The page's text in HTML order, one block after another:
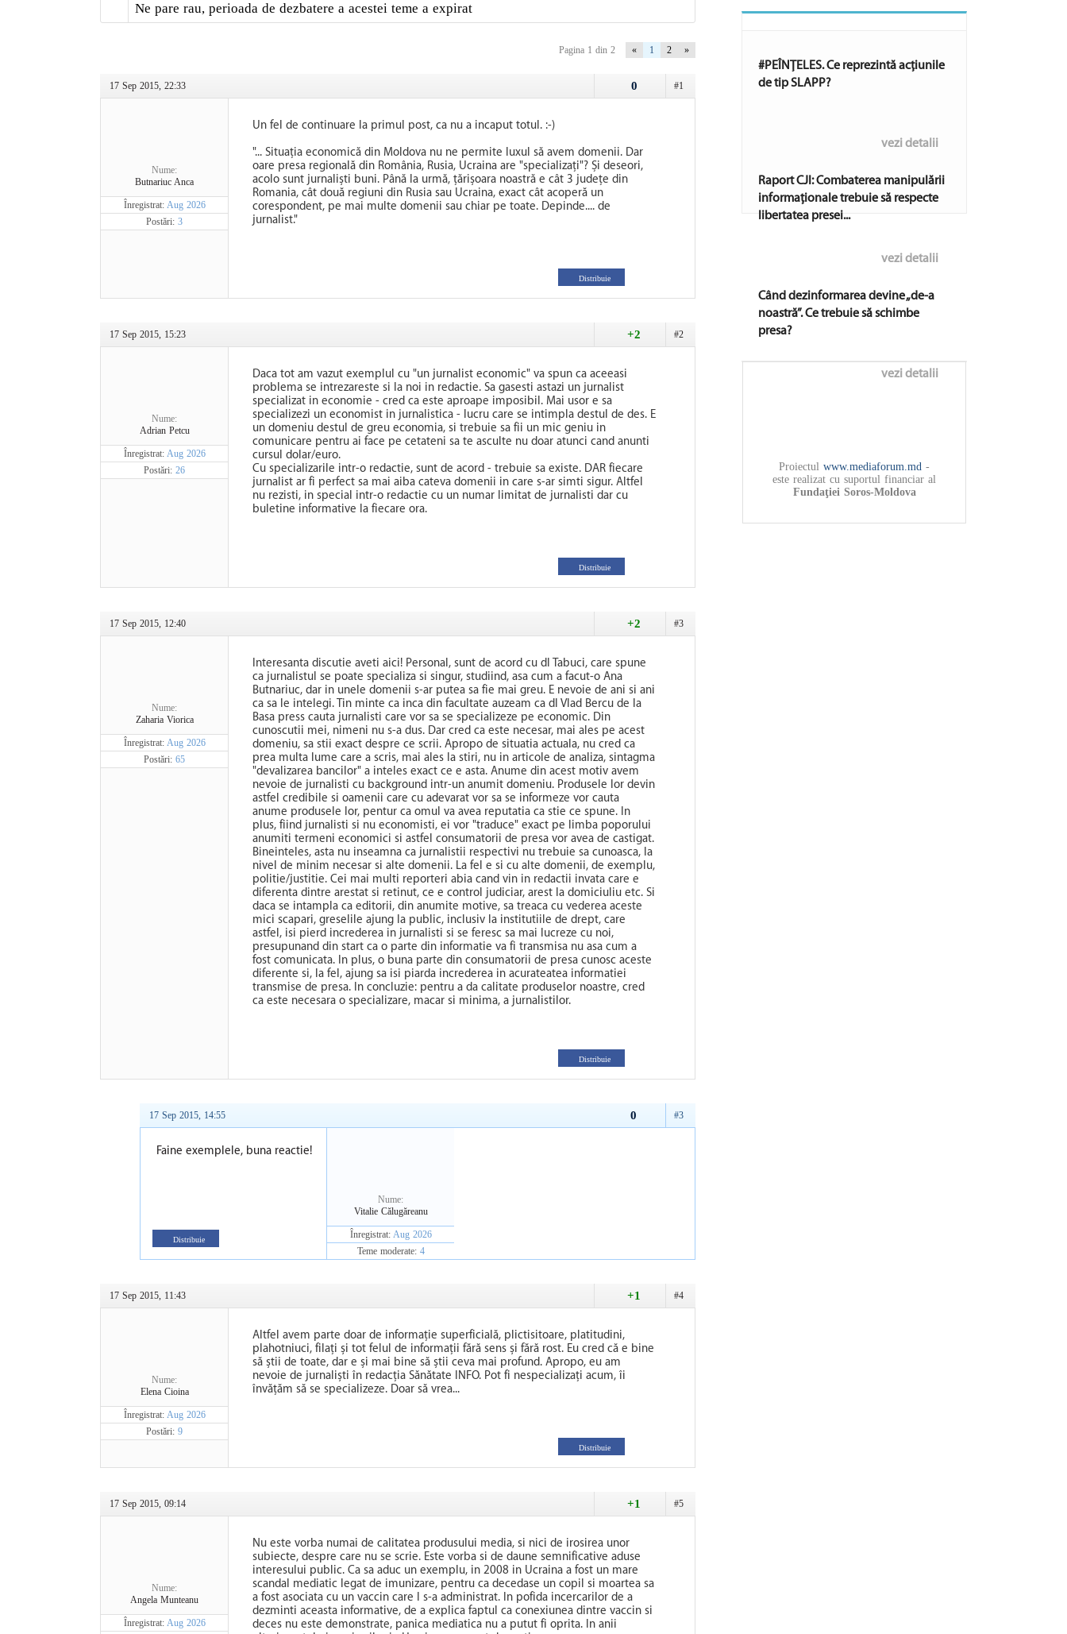
#PEÎNȚELES. Ce reprezintă acțiunile
de tip SLAPP?
vezi detalii
Raport CJI: Combaterea manipulării
informaționale trebuie să respecte
libertatea presei...
vezi detalii
Când dezinformarea devine „de-a
noastră”. Ce trebuie să schimbe
presa?
vezi detalii
Proiectul www.mediaforum.md -
este realizat cu suportul financiar al
Fundaţiei Soros-Moldova
Ne pare rau, perioada de dezbatere a acestei teme a expirat
Pagina 1 din 2 « 1 2 »
17 Sep 2015, 22:33 #1
0
Nume:
Butnariuc Anca
Înregistrat: Aug 2026
Postări: 3
Un fel de continuare la primul post, ca nu a incaput totul. :-)
"... Situația economică din Moldova nu ne permite luxul să avem domenii. Dar
oare presa regională din România, Rusia, Ucraina are "specializați"? Și deseori,
acolo sunt jurnaliști buni. Până la urmă, țărișoara noastră e cât 3 județe din
Romania, cât două regiuni din Rusia sau Ucraina, exact cât acoperă un
corespondent, pe mai multe domenii sau chiar pe toate. Depinde.... de
jurnalist."
Distribuie
17 Sep 2015, 15:23 #2
+2
Nume:
Adrian Petcu
Înregistrat: Aug 2026
Postări: 26
Daca tot am vazut exemplul cu "un jurnalist economic" va spun ca aceeasi
problema se intrezareste si la noi in redactie. Sa gasesti astazi un jurnalist
specializat in economie - cred ca este aproape imposibil. Mai usor e sa
specializezi un economist in jurnalistica - lucru care se intimpla destul de des. E
un domeniu destul de greu economia, si trebuie sa fii un mic geniu in
comunicare pentru ai face pe cetateni sa te asculte nu doar atunci cand anunti
cursul dolar/euro.
Cu specializarile intr-o redactie, sunt de acord - trebuie sa existe. DAR fiecare
jurnalist ar fi perfect sa mai aiba cateva domenii in care s-ar simti sigur. Altfel
nu rezisti, in special intr-o redactie cu un numar limitat de jurnalisti dar cu
buletine informative la fiecare ora.
Distribuie
17 Sep 2015, 12:40 #3
+2
Nume:
Zaharia Viorica
Înregistrat: Aug 2026
Postări: 65
Interesanta discutie aveti aici! Personal, sunt de acord cu dl Tabuci, care spune
ca jurnalistul se poate specializa si singur, studiind, asa cum a facut-o Ana
Butnariuc, dar in unele domenii s-ar putea sa fie mai greu. E nevoie de ani si ani
ca sa le intelegi. Tin minte ca inca din facultate auzeam ca dl Vlad Bercu de la
Basa press cauta jurnalisti care vor sa se specializeze pe economic. Din
cunoscutii mei, nimeni nu s-a dus. Dar cred ca este necesar, mai ales pe acest
domeniu, sa stii exact despre ce scrii. Apropo de situatia actuala, nu cred ca
prea multa lume care a scris, mai ales la stiri, nu in articole de analiza, sintagma
"devalizarea bancilor" a inteles exact ce e asta. Anume din acest motiv avem
nevoie de jurnalisti cu background intr-un anumit domeniu. Produsele lor devin
astfel credibile si oamenii care cu adevarat vor sa se informeze vor cauta
anume produsele lor, pentur ca omul va avea reputatia ca stie ce spune. In
plus, fiind jurnalisti si nu economisti, ei vor "traduce" exact pe limba poporului
anumiti termeni economici si astfel consumatorii de presa vor avea de castigat.
Bineinteles, asta nu inseamna ca jurnalistii respectivi nu trebuie sa cunoasca, la
nivel de minim necesar si alte domenii. La fel e si cu alte domenii, de exemplu,
politie/justitie. Cei mai multi reporteri abia cand vin in redactii invata care e
diferenta dintre arestat si retinut, ce e control judiciar, arest la domiciuliu etc. Si
daca se intampla ca editorii, din anumite motive, sa treaca cu vederea aceste
mici scapari, greselile ajung la public, inclusiv la institutiile de drept, care
astfel, isi pierd increderea in jurnalisti si se feresc sa mai lucreze cu noi,
presupunand din start ca o parte din informatie va fi transmisa nu asa cum a
fost comunicata. In plus, o buna parte din consumatorii de presa cunosc aceste
diferente si, la fel, ajung sa isi piarda increderea in acurateatea informatiei
transmise de presa. In concluzie: pentru a da calitate produselor noastre, cred
ca este necesara o specializare, macar si minima, a jurnalistilor.
Distribuie
17 Sep 2015, 14:55 #3
0
Faine exemplele, buna reactie!
Distribuie
Nume:
Vitalie Călugăreanu
Înregistrat: Aug 2026
Teme moderate: 4
17 Sep 2015, 11:43 #4
+1
Nume:
Elena Cioina
Înregistrat: Aug 2026
Postări: 9
Altfel avem parte doar de informație superficială, plictisitoare, platitudini,
plahotniuci, filați și tot felul de informații fără sens și fără rost. Eu cred că e bine
să știi de toate, dar e și mai bine să știi ceva mai profund. Apropo, eu am
nevoie de jurnaliști în redacția Sănătate INFO. Pot fi nespecializați acum, îi
învățăm să se specializeze. Doar să vrea...
Distribuie
17 Sep 2015, 09:14 #5
+1
Nume:
Angela Munteanu
Înregistrat: Aug 2026
Nu este vorba numai de calitatea produsului media, si nici de irosirea unor
subiecte, despre care nu se scrie. Este vorba si de daune semnificative aduse
interesului public. Ca sa aduc un exemplu, in 2008 in Ucraina a fost un mare
scandal mediatic legat de imunizare, pentru ca decedase un copil si moartea sa
a fost asociata cu un vaccin care I s-a administrat. In pofida incercarilor de a
dezminti aceasta informative, de a explica faptul ca conexiunea dintre vaccin si
deces nu este demonstrate, panica mediatica nu a putut fi oprita. In anii